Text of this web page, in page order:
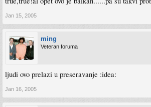
Jan 15, 2005
ming
Veteran foruma
ljudi ovo prelazi u preseravanje :idea:
Jan 16, 2005